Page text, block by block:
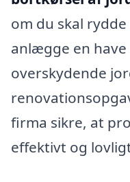
om du skal
anlægge en
overskydende
firma sikre, at
effektivt og